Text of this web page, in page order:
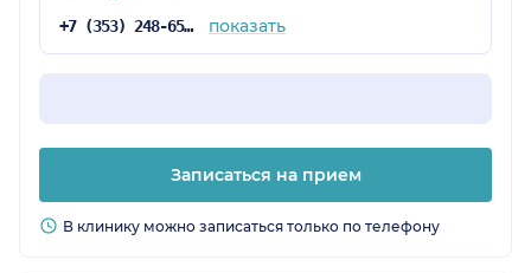
+7 (353) 248-65-49 показать
Записаться на прием
В клинику можно записаться только по телефону